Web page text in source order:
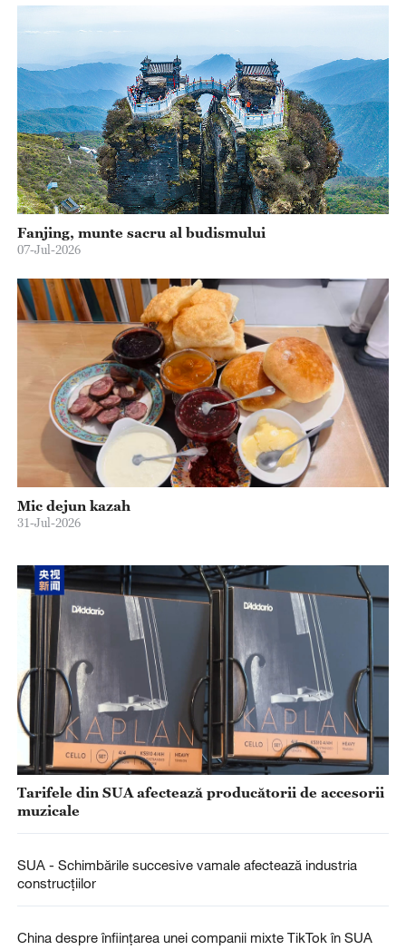
Fanjing, munte sacru al budismului
07-Jul-2026
Mic dejun kazah
31-Jul-2026
Tarifele din SUA afectează producătorii de accesorii
muzicale
SUA - Schimbările succesive vamale afectează industria
construcțiilor
China despre înființarea unei companii mixte TikTok în SUA